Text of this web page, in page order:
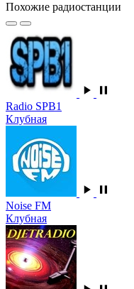
Похожие радиостанции
Radio SPB1
Клубная
Noise FM
Клубная